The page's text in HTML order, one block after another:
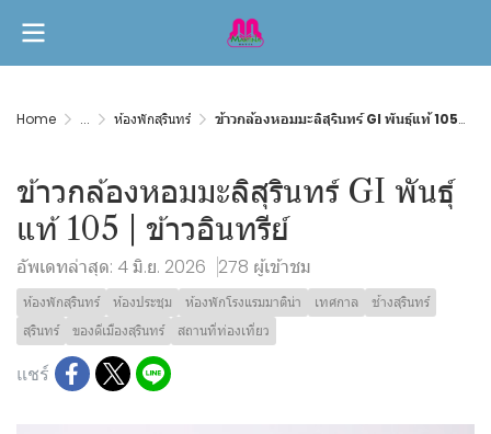
Home ... ห้องพักสุรินทร์ ข้าวกล้องหอมมะลิสุรินทร์ GI พันธุ์แท้ 105 | ข้าวอินทรีย์
ข้าวกล้องหอมมะลิสุรินทร์ GI พันธุ์
แท้ 105 | ข้าวอินทรีย์
อัพเดทล่าสุด: 4 มิ.ย. 2026 278 ผู้เข้าชม
ห้องพักสุรินทร์ ห้องประชุม ห้องพักโรงแรมมาติน่า เทศกาล
ช้างสุรินทร์
สุรินทร์
ของดีเมืองสุรินทร์ สถานที่ท่องเที่ยว
แชร์